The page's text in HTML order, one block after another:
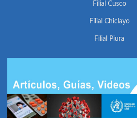
Filial Cusco
Filial Chiclayo
Filial Piura